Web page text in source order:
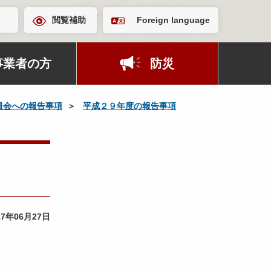
閲覧補助 Foreign language
業者の方 防災
会への報告事項
平成２９年度の報告事項
年06月27日